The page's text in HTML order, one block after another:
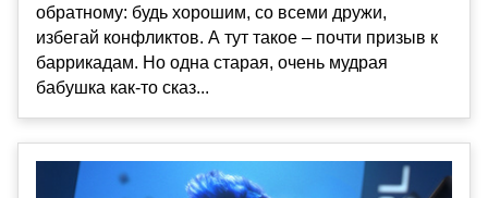
обратному: будь хорошим, со всеми дружи,
избегай конфликтов. А тут такое – почти призыв к
баррикадам. Но одна старая, очень мудрая
бабушка как-то сказ...